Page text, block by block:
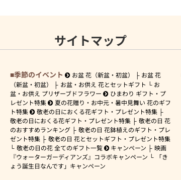
サイトマップ
季節のイベント お盆 花（新盆・初盆）
お盆 花
（新盆・初盆）
お盆・お供え 花とセットギフト
お
盆・お供え プリザーブドフラワー
ひまわり ギフト・プ
レゼント特集
夏の花贈り・お中元・暑中見舞い 花のギフ
ト特集
敬老の日におくる花ギフト・プレゼント特集
敬老の日におくる花ギフト・プレゼント特集
敬老の日 花
のおすすめランキング
敬老の日 花鉢植えのギフト・プレ
ゼント特集
敬老の日 花とセットギフト・プレゼント特集
敬老の日の花 全てのギフト一覧
キャンペーン
映画
『ウォーターガーディアンズ』コラボキャンペーン
「き
ょう誕生日なんです」キャンペーン